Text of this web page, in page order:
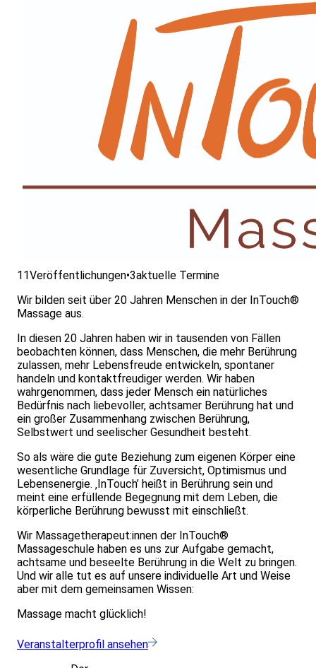
11Veröffentlichungen•3aktuelle Termine
Wir bilden seit über 20 Jahren Menschen in der InTouch®
Massage aus.
In diesen 20 Jahren haben wir in tausenden von Fällen
beobachten können, dass Menschen, die mehr Berührung
zulassen, mehr Lebensfreude entwickeln, spontaner
handeln und kontaktfreudiger werden. Wir haben
wahrgenommen, dass jeder Mensch ein natürliches
Bedürfnis nach liebevoller, achtsamer Berührung hat und
ein großer Zusammenhang zwischen Berührung,
Selbstwert und seelischer Gesundheit besteht.
So als wäre die gute Beziehung zum eigenen Körper eine
wesentliche Grundlage für Zuversicht, Optimismus und
Lebensenergie. ‚InTouch’ heißt in Berührung sein und
meint eine erfüllende Begegnung mit dem Leben, die
körperliche Berührung bewusst mit einschließt.
Wir Massagetherapeut:innen der InTouch®
Massageschule haben es uns zur Aufgabe gemacht,
achtsame und beseelte Berührung in die Welt zu bringen.
Und wir alle tut es auf unsere individuelle Art und Weise
aber mit dem gemeinsamen Wissen:
Massage macht glücklich!
Veranstalterprofil ansehen